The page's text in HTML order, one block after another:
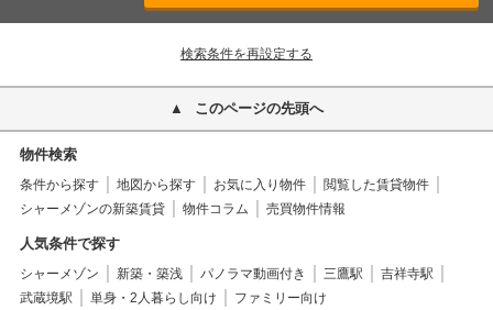
検索条件を再設定する
このページの先頭へ
物件検索
条件から探す 地図から探す お気に入り物件
閲覧した賃貸物件
シャーメゾンの新築賃貸
物件コラム 売買物件情報
人気条件で探す
シャーメゾン 新築・築浅 パノラマ動画付き 三鷹駅
吉祥寺駅
武蔵境駅
単身・2人暮らし向け ファミリー向け